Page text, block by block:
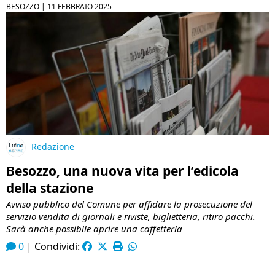
BESOZZO | 11 FEBBRAIO 2025
Redazione
Besozzo, una nuova vita per l’edicola
della stazione
Avviso pubblico del Comune per affidare la prosecuzione del
servizio vendita di giornali e riviste, biglietteria, ritiro pacchi.
Sarà anche possibile aprire una caffetteria
0 | Condividi: